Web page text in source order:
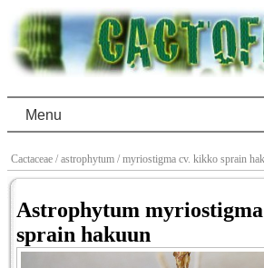
Menu
Cactaceae / astrophytum / myriostigma cv. kikko sprain
Astrophytum
sprain hakuun